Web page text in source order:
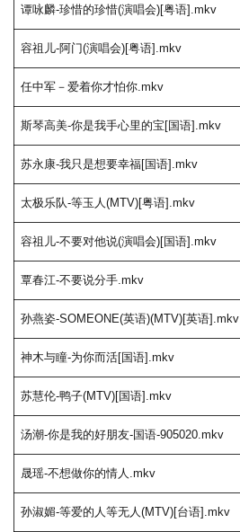
谭咏麟-珍惜的珍惜(演唱会)[粤语].mkv
容祖儿-阿门(演唱会)[粤语].mkv
任中军－爱着你才怕你.mkv
斯琴高美-你是我手心里的宝[国语].mkv
苏永康-我只是想要幸福[国语].mkv
太极乐队-等玉人(MTV)[粤语].mkv
容祖儿-不要对他说(演唱会)[国语].mkv
覃春江-不要说分手.mkv
孙燕姿-SOMEONE(英语)(MTV)[英语].mkv
神木与瞳-为你而活[国语].mkv
苏慧伦-鸭子(MTV)[国语].mkv
汤潮-你是我的好朋友-国语-905020.mkv
晟瑶-不想做你的情人.mkv
孙淑媚-等爱的人等无人(MTV)[台语].mkv